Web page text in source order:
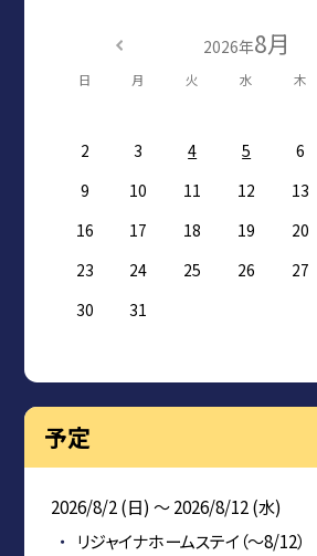
2026年8月
日 月 火 水 木
2
3 4 5 6
9
10 11 12 13
16
17 18 19 20
23
24 25 26 27
30
31
予定
2026/8/2 (日) ～ 2026/8/12 (水)
リジャイナホームステイ（～8/12）